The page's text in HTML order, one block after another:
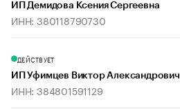
ИП Демидова Ксения Сергеевна
ИНН: 380118790730
ДЕЙСТВУЕТ
ИП Уфимцев Виктор Александрович
ИНН: 384801591129